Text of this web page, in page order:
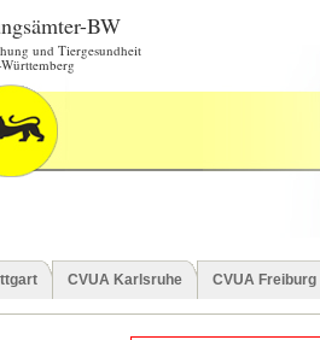
BW
und Tiergesundheit
CVUA Karlsruhe CVUA Freiburg